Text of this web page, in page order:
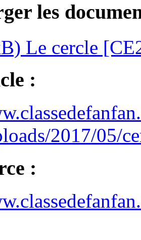
les
Le cercle
:
2017/05/
: